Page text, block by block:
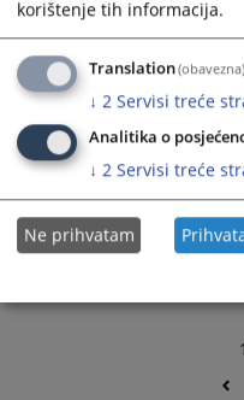
korištenje tih informacija.
Translation(obavezna)
↓ 2 Servisi treće
Analitika o
↓ 2 Servisi treće
Ne prihvatam